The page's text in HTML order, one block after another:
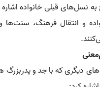
به نسل‌های قبلی خانواده
و انتقال فرهنگ،
دیگری که با جد و